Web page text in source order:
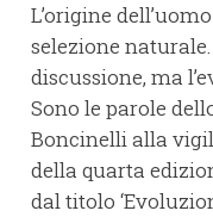
L’origine
selezione
discussione, ma
Sono le parole
Boncinelli alla
della quarta
dal titolo